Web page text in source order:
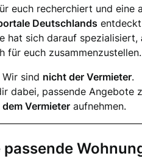
euch recherchiert und eine
Deutschlands
hat sich darauf spezialisiert,
für euch zusammenzustellen.
Wir sind nicht der Vermieter.
dabei, passende Angebote
Vermieter aufnehmen.
passende